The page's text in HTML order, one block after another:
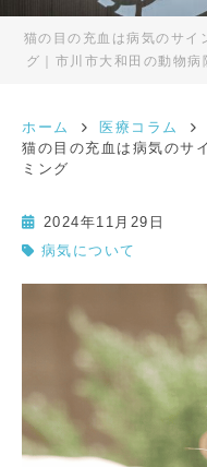
猫の目の充血は病気のサイ
グ｜市川市大和田の動物
ホーム 医療コラム
猫の目の充血は病気のサ
ミング
2024年11月29日
病気について